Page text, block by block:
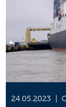
24.05.2023 |